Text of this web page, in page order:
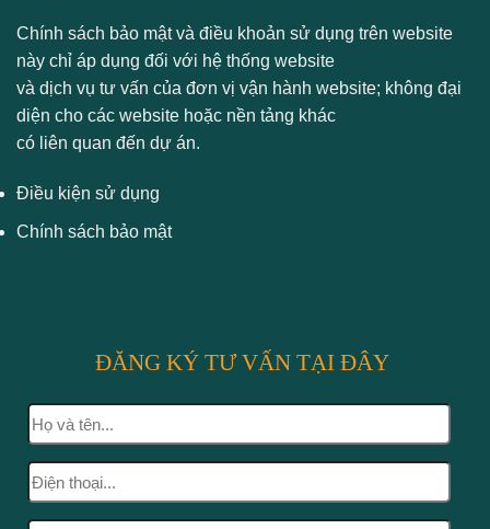
Chính sách bảo mật và điều khoản sử dụng trên website
này chỉ áp dụng đối với hệ thống website
và dịch vụ tư vấn của đơn vị vận hành website; không đại
diện cho các website hoặc nền tảng khác
có liên quan đến dự án.
Điều kiện sử dụng
Chính sách bảo mật
ĐĂNG KÝ TƯ VẤN TẠI ĐÂY